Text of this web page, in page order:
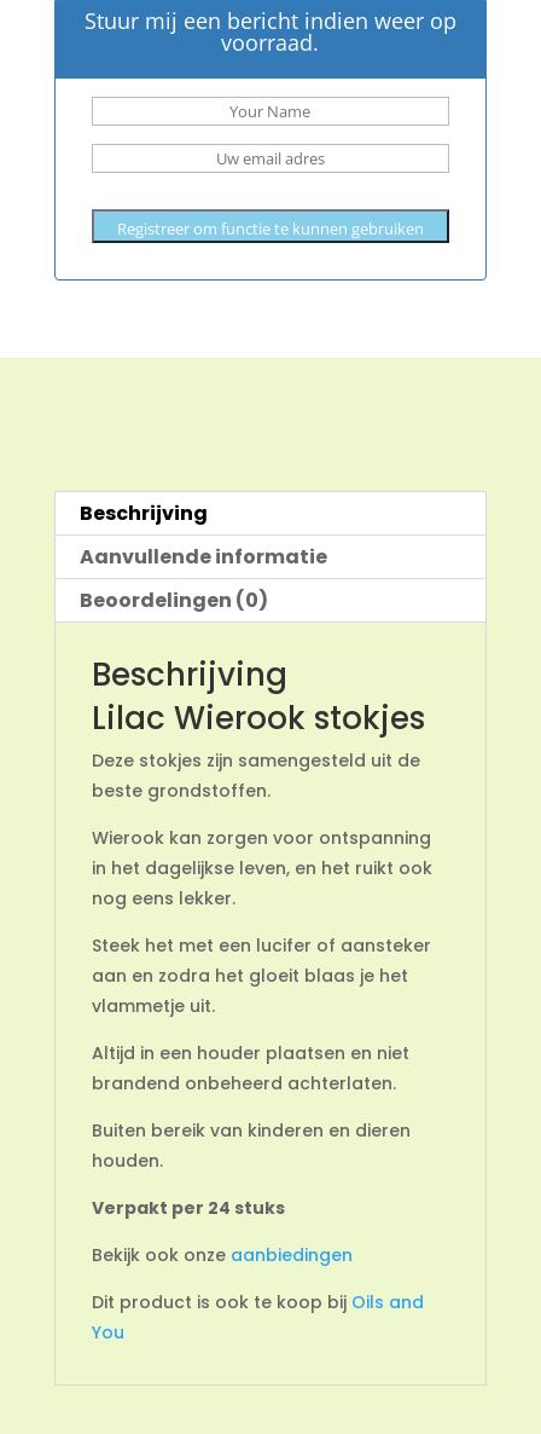
Stuur mij een bericht indien weer op
voorraad.
Registreer om functie te kunnen gebruiken
Beschrijving
Aanvullende informatie
Beoordelingen (0)
Beschrijving
Lilac Wierook stokjes
Deze stokjes zijn samengesteld uit de
beste grondstoffen.
Wierook kan zorgen voor ontspanning
in het dagelijkse leven, en het ruikt ook
nog eens lekker.
Steek het met een lucifer of aansteker
aan en zodra het gloeit blaas je het
vlammetje uit.
Altijd in een houder plaatsen en niet
brandend onbeheerd achterlaten.
Buiten bereik van kinderen en dieren
houden.
Verpakt per 24 stuks
Bekijk ook onze aanbiedingen
Dit product is ook te koop bij Oils and
You